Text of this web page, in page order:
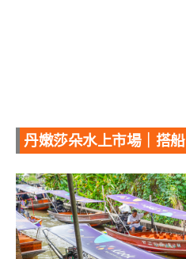
丹嫩莎朵水上市場｜搭船